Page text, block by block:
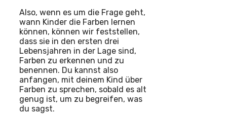
Also, wenn es um die Frage geht,
wann Kinder die Farben lernen
können, können wir feststellen,
dass sie in den ersten drei
Lebensjahren in der Lage sind,
Farben zu erkennen und zu
benennen. Du kannst also
anfangen, mit deinem Kind über
Farben zu sprechen, sobald es alt
genug ist, um zu begreifen, was
du sagst.